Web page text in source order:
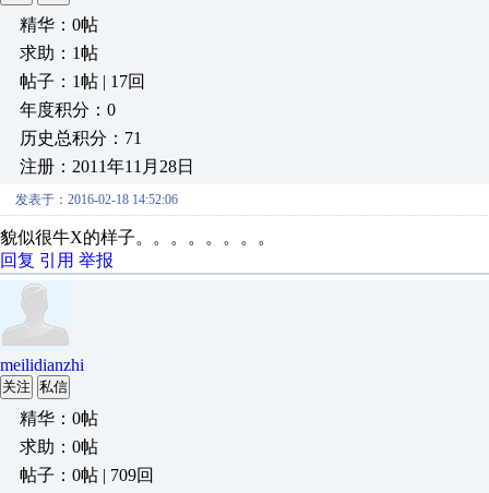
精华：0帖
求助：1帖
帖子：1帖 | 17回
年度积分：0
历史总积分：71
注册：2011年11月28日
发表于：2016-02-18 14:52:06
貌似很牛X的样子。。。。。。。。
回复 引用 举报
meilidianzhi
关注 私信
精华：0帖
求助：0帖
帖子：0帖 | 709回